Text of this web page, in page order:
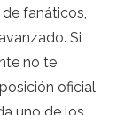
fanáticos,
Si
no te
oficial
uno de los